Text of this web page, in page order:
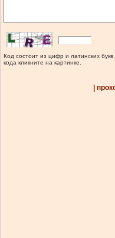
Код состоит из цифр и латинских
кода кликните на картинке.
|